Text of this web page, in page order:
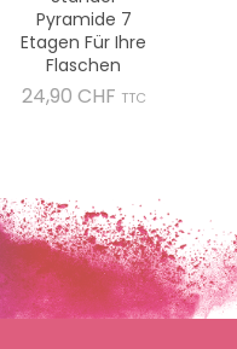
Pyramide 7
Etagen Für Ihre
Flaschen
24,90 CHF Preis
TTC